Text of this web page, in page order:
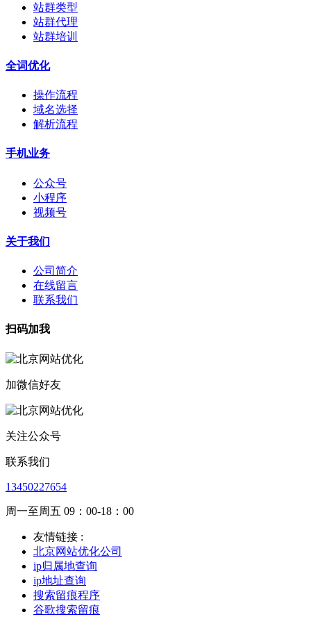
站群类型
站群代理
站群培训
全词优化
操作流程
域名选择
解析流程
手机业务
公众号
小程序
视频号
关于我们
公司简介
在线留言
联系我们
扫码加我
加微信好友
关注公众号
联系我们
13450227654
周一至周五 09：00-18：00
友情链接 :
北京网站优化公司
ip归属地查询
ip地址查询
搜索留痕程序
谷歌搜索留痕